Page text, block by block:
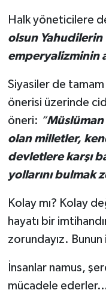
Halk yöneticilere
olsun Yahudilerin
emperyalizminin
Siyasiler de tamam
önerisi üzerinde
öneri: “
olan milletler,
devletlere karşı
yollarını bulmak
Kolay mı? Kolay
hayatı bir
zorundayız. Bunun
İnsanlar namus,
mücadele